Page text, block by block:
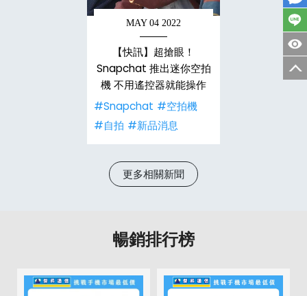
MAY 04 2022
【快訊】超搶眼！
Snapchat 推出迷你空拍
機 不用遙控器就能操作
#Snapchat #空拍機
#自拍 #新品消息
更多相關新聞
暢銷排行榜